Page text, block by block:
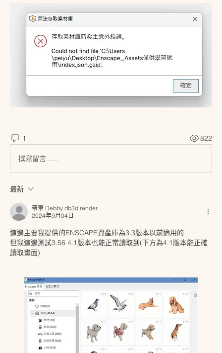
1 822
撰寫留言......
最新
帶筆 Debby db3d.render
2024年9月04日
這邊主要我提供的ENSCAPE資產庫為3.3版本以前適用的
但我這邊測試3.56 4.1版本也能正常讀取到(下方為4.1版本能正確
讀取畫面)